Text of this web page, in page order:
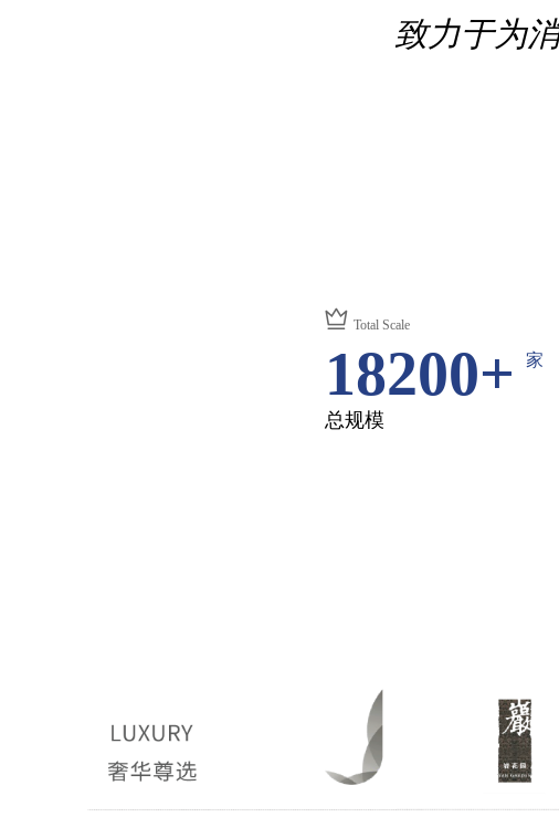
致力于为
Total Scale
18200+ 家
总规模